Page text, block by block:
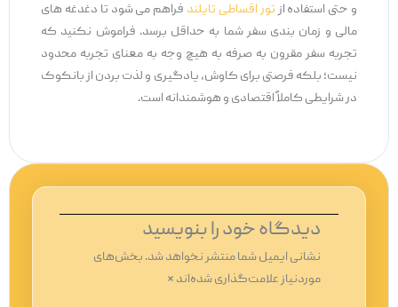
و حتی استفاده از تور اقساطی تایلندفراهم می‌ شود تا دغدغه‌ های
مالی و زمان ‌بندی سفر شما به حداقل برسد. فراموش نکنید که
تجربه سفر مقرون ‌به‌ صرفه به هیچ وجه به معنای تجربه محدود
نیست؛ بلکه فرصتی برای کاوش، یادگیری و لذت بردن از بانکوک
در شرایطی کاملاً اقتصادی و هوشمندانه است.
دیدگاه‌ خود را بنویسید
نشانی ایمیل شما منتشر نخواهد شد.بخش‌های
موردنیاز علامت‌گذاری شده‌اند*